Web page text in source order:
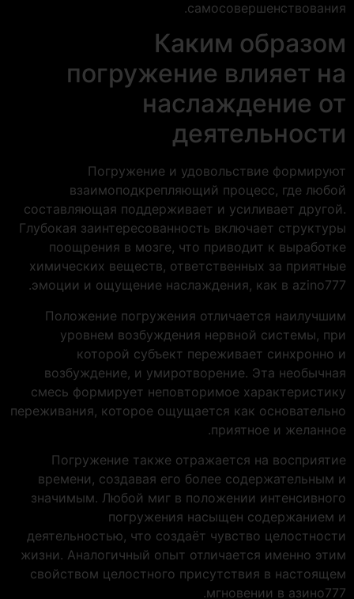
самосовершенствования.
Каким образом
погружение влияет на
наслаждение от
деятельности
Погружение и удовольствие формируют
взаимоподкрепляющий процесс, где любой
составляющая поддерживает и усиливает другой.
Глубокая заинтересованность включает структуры
поощрения в мозге, что приводит к выработке
химических веществ, ответственных за приятные
эмоции и ощущение наслаждения, как в azino777.
Положение погружения отличается наилучшим
уровнем возбуждения нервной системы, при
которой субъект переживает синхронно и
возбуждение, и умиротворение. Эта необычная
смесь формирует неповторимое характеристику
переживания, которое ощущается как основательно
приятное и желанное.
Погружение также отражается на восприятие
времени, создавая его более содержательным и
значимым. Любой миг в положении интенсивного
погружения насыщен содержанием и
деятельностью, что создаёт чувство целостности
жизни. Аналогичный опыт отличается именно этим
свойством целостного присутствия в настоящем
мгновении в азино777.